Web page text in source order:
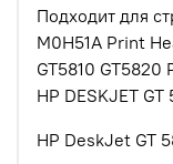
Подходит для
M0H51A Print
GT5810 GT5820
HP DESKJET GT
HP DeskJet GT